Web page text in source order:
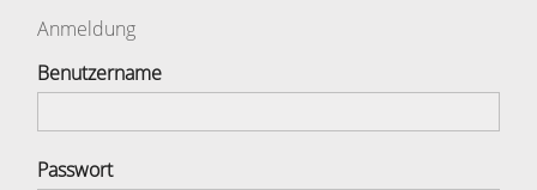
Anmeldung
Benutzername
Passwort